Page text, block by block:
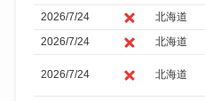
2026/7/24
北海道
2026/7/24
北海道
2026/7/24 北海道